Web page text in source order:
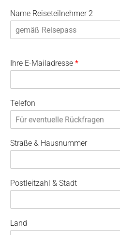
Name Reiseteilnehmer 2
Ihre E-Mailadresse *
Telefon
Straße & Hausnummer
Postleitzahl & Stadt
Land